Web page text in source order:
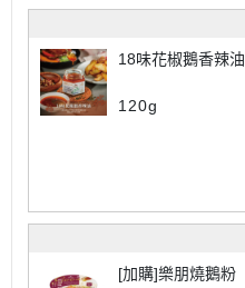
18味花椒鵝香辣油
120g
[加購]樂朋燒鵝粉